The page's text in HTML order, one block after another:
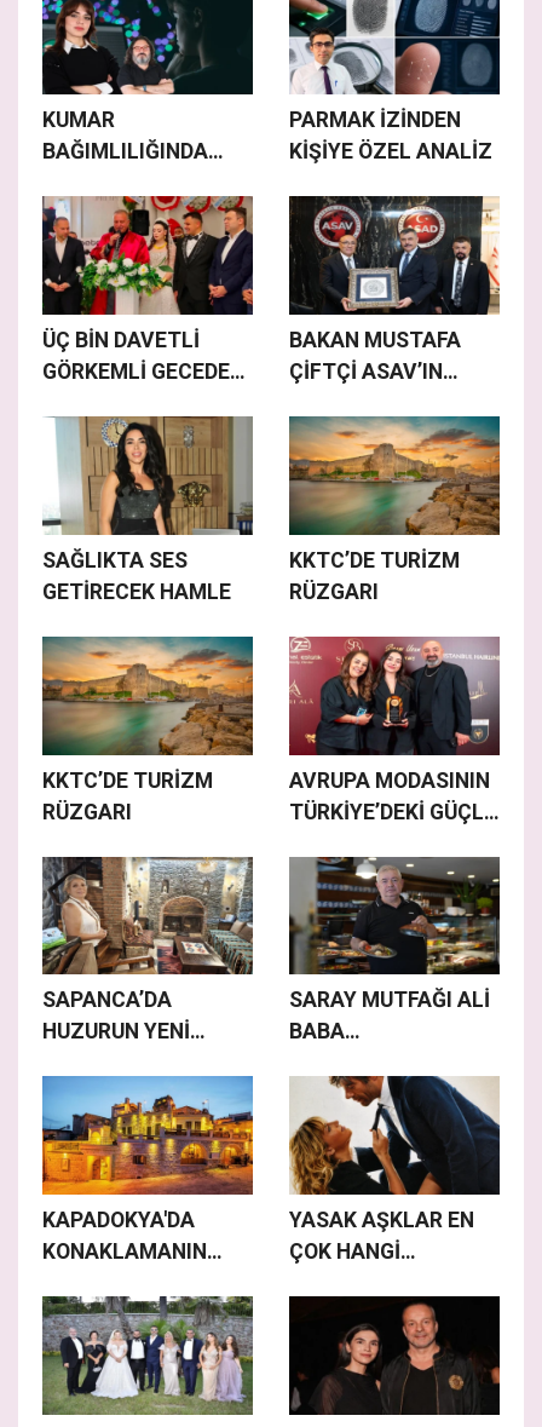
KUMAR
BAĞIMLILIĞINDA
YALNIZCA PARA
DEĞİL
PARMAK İZİNDEN
KİŞİYE ÖZEL ANALİZ
ÜÇ BİN DAVETLİ
GÖRKEMLİ GECEDE
BAKAN MUSTAFA
ÇİFTÇİ ASAV’IN
SAĞLIKTA SES
GETİRECEK HAMLE
KKTC’DE TURİZM
RÜZGARI
KKTC’DE TURİZM
RÜZGARI
AVRUPA MODASININ
TÜRKİYE’DEKİ GÜÇLÜ
SAPANCA’DA
HUZURUN YENİ
KONAKLARI
SARAY MUTFAĞI ALİ
BABA
BULUŞTU
KAPADOKYA'DA
KONAKLAMANIN
YASAK AŞKLAR EN
ÇOK HANGİ